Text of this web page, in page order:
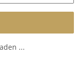
...